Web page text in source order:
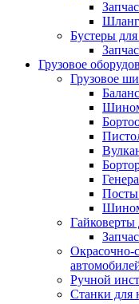
Бустеры
Грузовое
Грузовое
Посты
Гайковерты
Окрасочно-
Ручной
Станки для